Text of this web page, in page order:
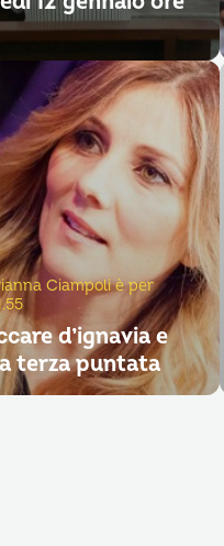
Ciampoli è per
d’ignavia e
terza puntata